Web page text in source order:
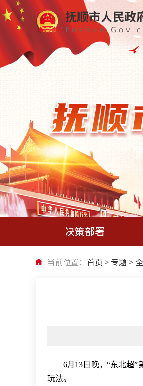
决策部署
当前位置： 首页 > 专题 >
6月13日晚，“东北超”第
玩法。